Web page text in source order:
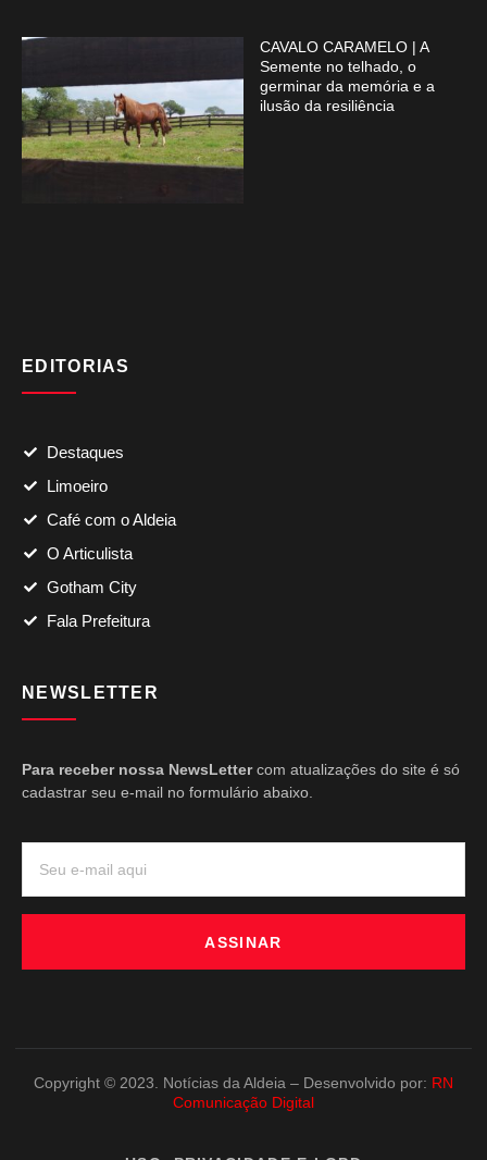
CAVALO CARAMELO | A
Semente no telhado, o
germinar da memória e a
ilusão da resiliência
EDITORIAS
Destaques
Limoeiro
Café com o Aldeia
O Articulista
Gotham City
Fala Prefeitura
NEWSLETTER
Para receber nossa NewsLettercom atualizações do site é só
cadastrar seu e-mail no formulário abaixo.
ASSINAR
Copyright © 2023. Notícias da Aldeia – Desenvolvido por: RN
Comunicação Digital